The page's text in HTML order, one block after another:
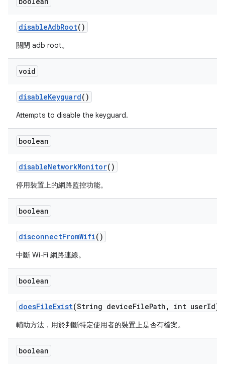
disableAdbRoot()
關閉 adb root。
void
disableKeyguard()
Attempts to disable the keyguard.
boolean
disableNetworkMonitor()
停用裝置上的網路監控功能。
boolean
disconnectFromWifi()
中斷 Wi-Fi 網路連線。
boolean
doesFileExist(String deviceFilePath , int userId)
輔助方法，用於判斷特定使用者的裝置上是否有檔案。
boolean